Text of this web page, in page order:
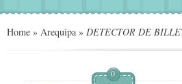
Home » Arequipa » DETECTOR DE
0